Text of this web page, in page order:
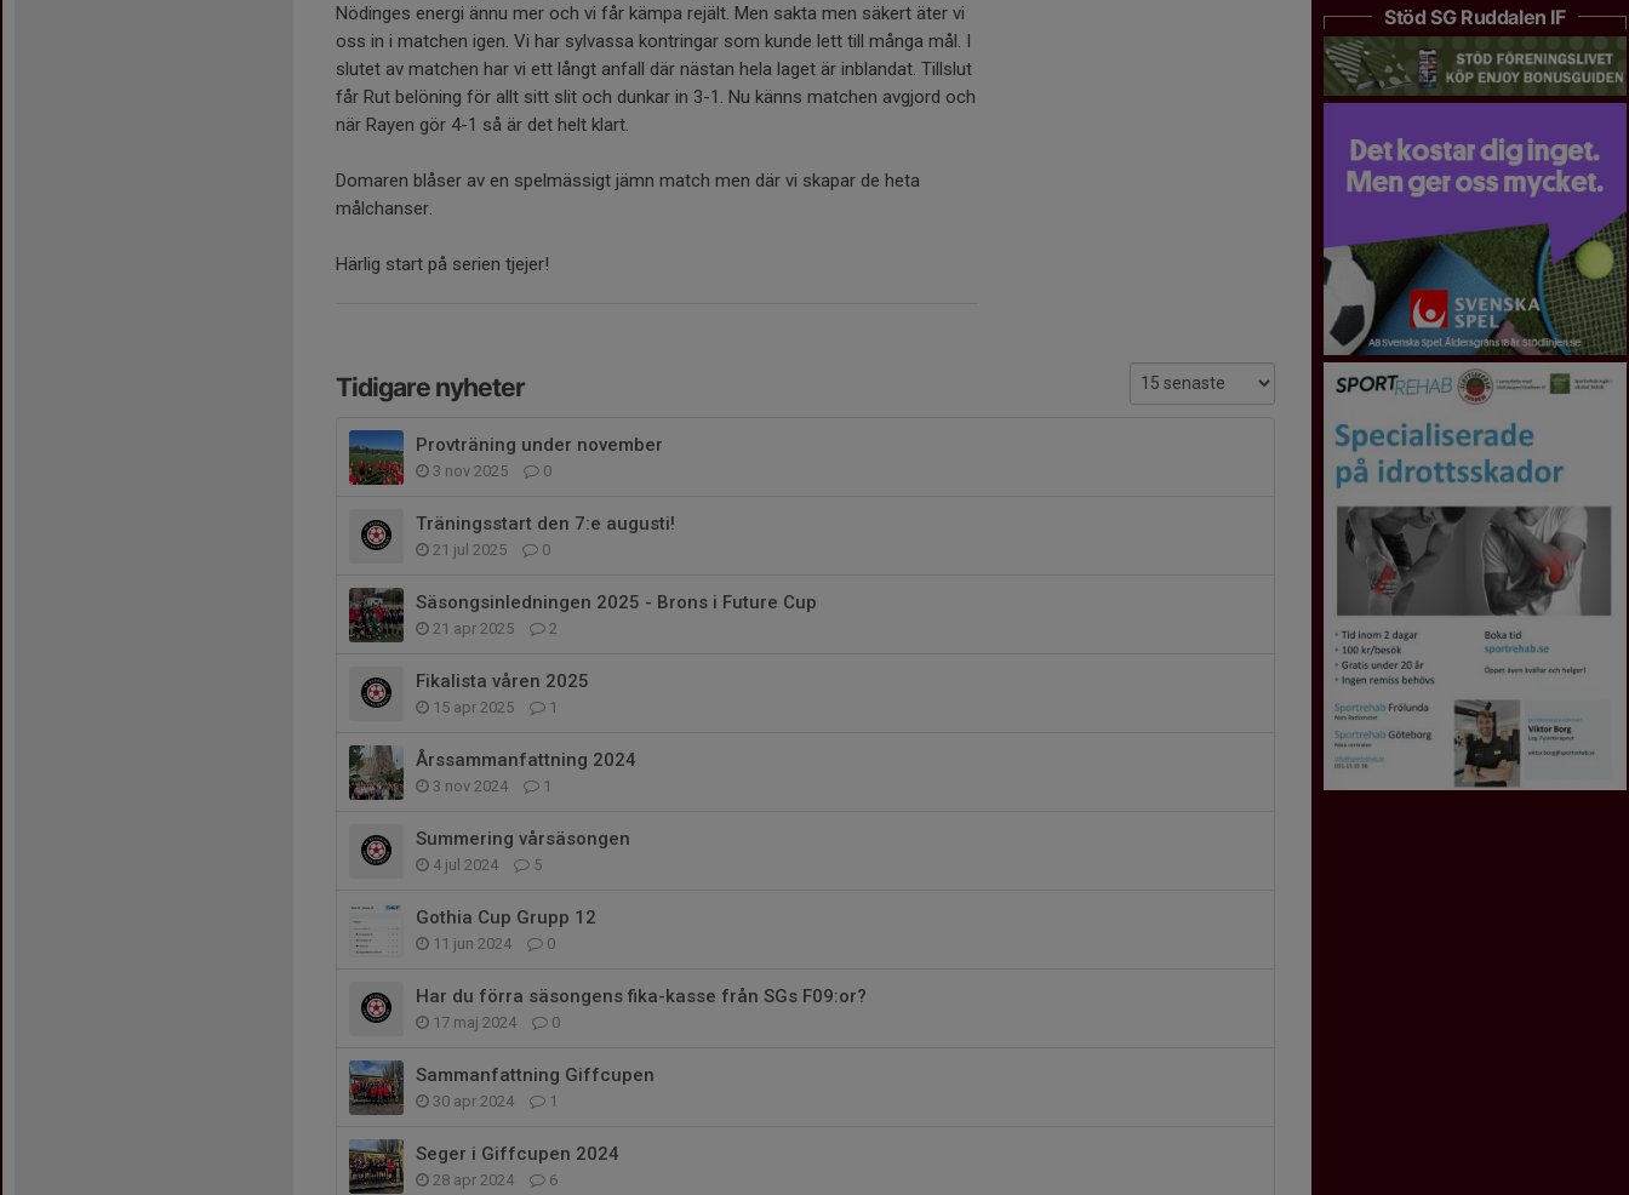
Nödinges energi ännu mer och vi får kämpa rejält. Men sakta men säkert äter vi
oss in i matchen igen. Vi har sylvassa kontringar som kunde lett till många mål. I
slutet av matchen har vi ett långt anfall där nästan hela laget är inblandat. Tillslut
får Rut belöning för allt sitt slit och dunkar in 3-1. Nu känns matchen avgjord och
när Rayen gör 4-1 så är det helt klart.
Domaren blåser av en spelmässigt jämn match men där vi skapar de heta
målchanser.
Härlig start på serien tjejer!
Tidigare nyheter
Provträning under november
3 nov 2025 0
Träningsstart den 7:e augusti!
21 jul 2025 0
Säsongsinledningen 2025 - Brons i Future Cup
21 apr 2025 2
Fikalista våren 2025
15 apr 2025 1
Årssammanfattning 2024
3 nov 2024 1
Summering vårsäsongen
4 jul 2024 5
Gothia Cup Grupp 12
11 jun 2024 0
Har du förra säsongens fika-kasse från SGs F09:or?
17 maj 2024 0
Sammanfattning Giffcupen
30 apr 2024 1
Seger i Giffcupen 2024
28 apr 2024 6
Stöd SG Ruddalen IF